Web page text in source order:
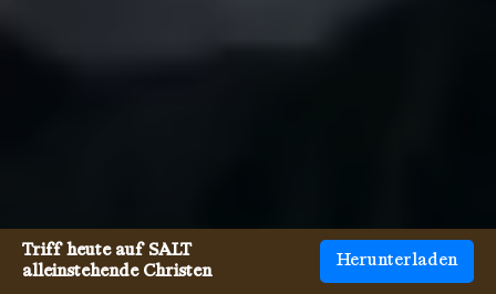
Triff heute auf SALT
alleinstehende Christen
Herunterladen